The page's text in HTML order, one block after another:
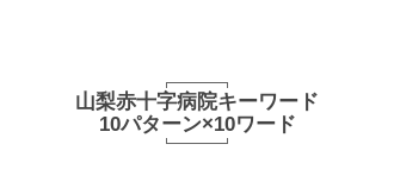
山梨赤十字病院キーワード
10パターン×10ワード